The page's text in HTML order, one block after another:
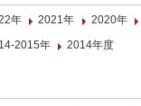
年 2021年 2020年
2015年 2014年度